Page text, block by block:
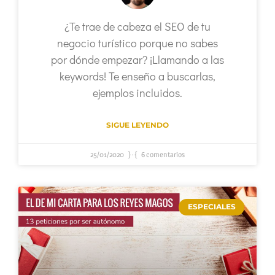
¿Te trae de cabeza el SEO de tu
negocio turístico porque no sabes
por dónde empezar? ¡Llamando a las
keywords! Te enseño a buscarlas,
ejemplos incluidos.
SIGUE LEYENDO
25/01/2020 6 comentarios
ESPECIALES